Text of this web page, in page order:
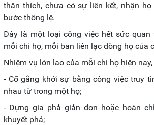
thân thích, chưa có sự liên kết, nhận
bước thông lệ.
Đây là một loại công việc hết sức quan
mỗi chi họ, mỗi ban liên lạc dòng họ của
Nhiệm vụ lớn lao của mỗi chi họ hiện
- Cố gắng khởi sự bằng công việc truy
nhau từ trong một họ;
- Dựng gia phả giản đơn hoặc hoàn
khuyết phả;